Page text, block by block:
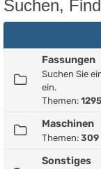
Suchen,
Fassungen
Suchen Sie
ein.
Themen: 1295
Maschinen
Themen: 309
Sonstiges